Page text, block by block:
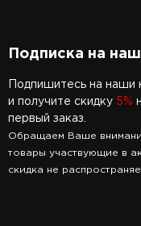
Подписка на
Подпишитесь на наши
и получите скидку 5%
первый заказ.
Обращаем Ваше
товары участвующие в
скидка не